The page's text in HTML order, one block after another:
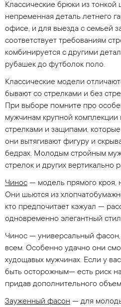
Классические брюки из
непременная деталь летнего
офисе, и для выезда с семьей
соответствует требованиям
комбинируется с другими
рубашек до футболок поло.
Классические модели
бывают со стрелками и без
При выборе помните про
мужчинам крупной комплекции
стрелками и защипами,
они вытягивают фигуру и
бедрах. Молодым стройным
стрелок и других вертикально
Чинос — модель прямого кроя,
Они шьются из
кто предпочитает кэжуал —
одновременно элегантный
Чинос — универсальный фасон,
всем. Особенно удачно они
худощавых мужчинах. Если у
быть осторожным— есть риск
придав дополнительного
Зауженный фасон — для